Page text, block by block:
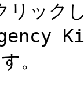
ック
Kit
。